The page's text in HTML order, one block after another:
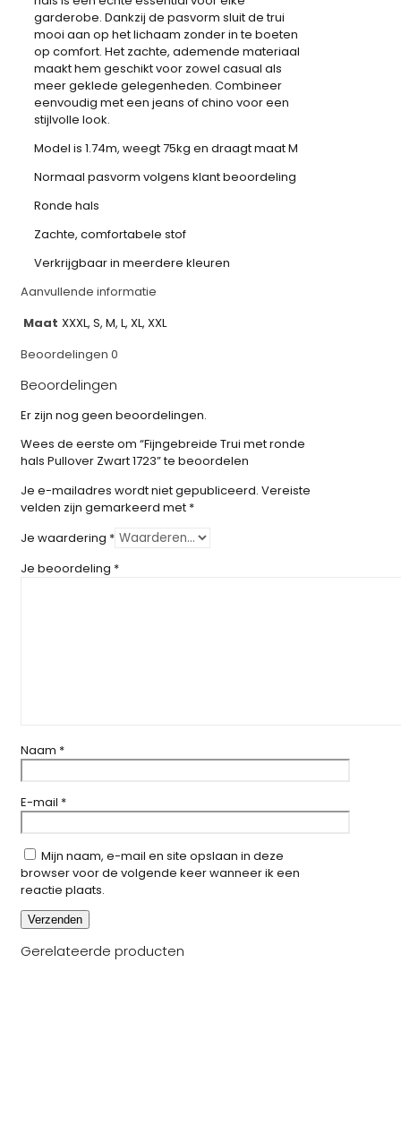
garderobe. Dankzij de pasvorm sluit de trui
mooi aan op het lichaam zonder in te boeten
op comfort. Het zachte, ademende materiaal
maakt hem geschikt voor zowel casual als
meer geklede gelegenheden. Combineer
eenvoudig met een jeans of chino voor een
stijlvolle look.
Model is 1.74m, weegt 75kg en draagt maat M
Normaal pasvorm volgens klant beoordeling
Ronde hals
Zachte, comfortabele stof
Verkrijgbaar in meerdere kleuren
Aanvullende informatie
Maat XXXL, S, M, L, XL, XXL
Beoordelingen 0
Beoordelingen
Er zijn nog geen beoordelingen.
Wees de eerste om “Fijngebreide Trui met ronde
hals Pullover Zwart 1723” te beoordelen
Je e-mailadres wordt niet gepubliceerd. Vereiste
velden zijn gemarkeerd met *
Je waardering *
Je beoordeling *
Naam *
E-mail *
Mijn naam, e-mail en site opslaan in deze
browser voor de volgende keer wanneer ik een
reactie plaats.
Gerelateerde producten